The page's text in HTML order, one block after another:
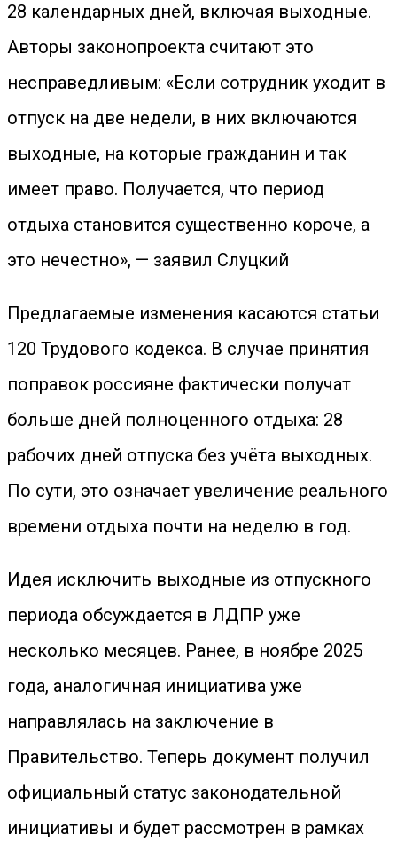
28 календарных дней, включая выходные.
Авторы законопроекта считают это
несправедливым: «Если сотрудник уходит в
отпуск на две недели, в них включаются
выходные, на которые гражданин и так
имеет право. Получается, что период
отдыха становится существенно короче, а
это нечестно», — заявил Слуцкий
Предлагаемые изменения касаются статьи
120 Трудового кодекса. В случае принятия
поправок россияне фактически получат
больше дней полноценного отдыха: 28
рабочих дней отпуска без учёта выходных.
По сути, это означает увеличение реального
времени отдыха почти на неделю в год.
Идея исключить выходные из отпускного
периода обсуждается в ЛДПР уже
несколько месяцев. Ранее, в ноябре 2025
года, аналогичная инициатива уже
направлялась на заключение в
Правительство. Теперь документ получил
официальный статус законодательной
инициативы и будет рассмотрен в рамках